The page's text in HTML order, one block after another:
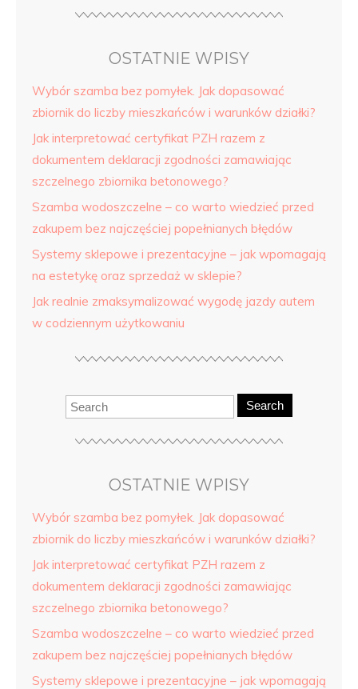
OSTATNIE WPISY
Wybór szamba bez pomyłek. Jak dopasować
zbiornik do liczby mieszkańców i warunków działki?
Jak interpretować certyfikat PZH razem z
dokumentem deklaracji zgodności zamawiając
szczelnego zbiornika betonowego?
Szamba wodoszczelne – co warto wiedzieć przed
zakupem bez najczęściej popełnianych błędów
Systemy sklepowe i prezentacyjne – jak wpomagają
na estetykę oraz sprzedaż w sklepie?
Jak realnie zmaksymalizować wygodę jazdy autem
w codziennym użytkowaniu
Search
OSTATNIE WPISY
Wybór szamba bez pomyłek. Jak dopasować
zbiornik do liczby mieszkańców i warunków działki?
Jak interpretować certyfikat PZH razem z
dokumentem deklaracji zgodności zamawiając
szczelnego zbiornika betonowego?
Szamba wodoszczelne – co warto wiedzieć przed
zakupem bez najczęściej popełnianych błędów
Systemy sklepowe i prezentacyjne – jak wpomagają